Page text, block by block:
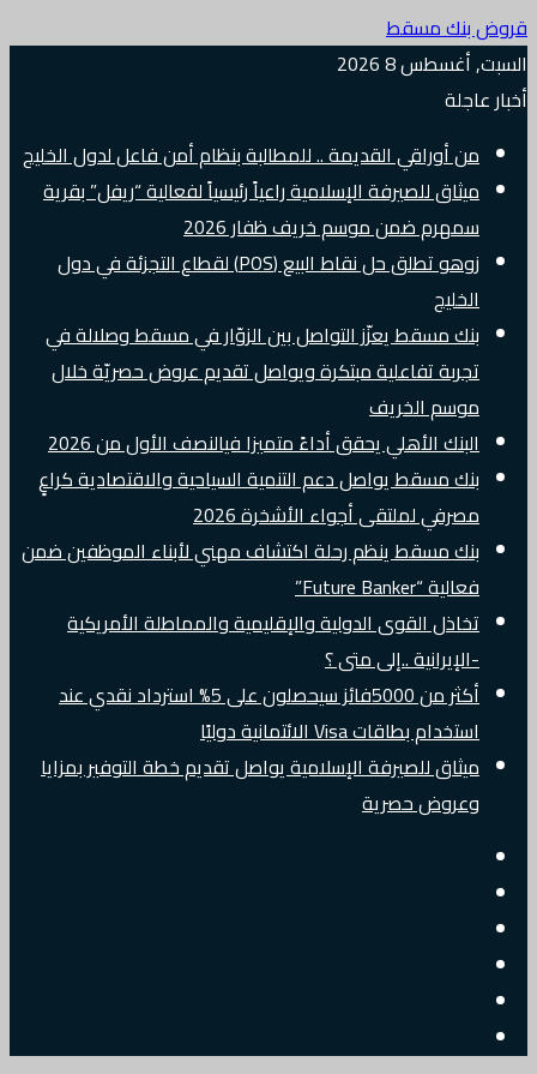
قروض بنك مسقط
السبت, أغسطس 8 2026
أخبار عاجلة
من أوراقي القديمة .. للمطالبة بنظام أمن فاعل لدول الخليج
ميثاق للصيرفة الإسلامية راعياً رئيسياً لفعالية “ريفل” بقرية
سمهرم ضمن موسم خريف ظفار 2026
زوهو تطلق حل نقاط البيع (POS) لقطاع التجزئة في دول
الخليج
بنك مسقط يعزّز التواصل بين الزوّار في مسقط وصلالة في
تجربة تفاعلية مبتكرة ويواصل تقديم عروض حصريّة خلال
موسم الخريف
البنك الأهلي يحقق أداءً متميزا فيالنصف الأول من 2026
بنك مسقط يواصل دعم التنمية السياحية والاقتصادية كراعٍ
مصرفي لملتقى أجواء الأشخرة 2026
بنك مسقط ينظم رحلة اكتشاف مهني لأبناء الموظفين ضمن
فعالية “Future Banker”
تخاذل القوى الدولية والإقليمية والمماطلة الأمريكية
-الإيرانية ..إلى متى ؟
أكثر من 5000فائز سيحصلون على 5% استرداد نقدي عند
استخدام بطاقات Visa الائتمانية دوليًا
ميثاق للصيرفة الإسلامية يواصل تقديم خطة التوفير بمزايا
وعروض حصرية